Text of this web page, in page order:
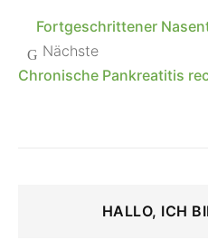
Fortgeschrittener
Nächste
Chronische Pankreatitis
HALLO, ICH